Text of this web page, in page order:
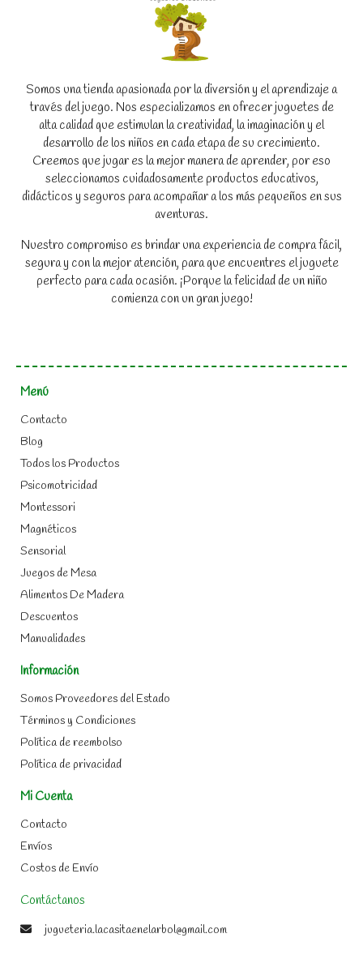
Somos una tienda apasionada por la diversión y el aprendizaje a
través del juego. Nos especializamos en ofrecer juguetes de
alta calidad que estimulan la creatividad, la imaginación y el
desarrollo de los niños en cada etapa de su crecimiento.
Creemos que jugar es la mejor manera de aprender, por eso
seleccionamos cuidadosamente productos educativos,
didácticos y seguros para acompañar a los más pequeños en sus
aventuras.
Nuestro compromiso es brindar una experiencia de compra fácil,
segura y con la mejor atención, para que encuentres el juguete
perfecto para cada ocasión. ¡Porque la felicidad de un niño
comienza con un gran juego!
Menú
Contacto
Blog
Todos los Productos
Psicomotricidad
Montessori
Magnéticos
Sensorial
Juegos de Mesa
Alimentos De Madera
Descuentos
Manualidades
Información
Somos Proveedores del Estado
Términos y Condiciones
Política de reembolso
Política de privacidad
Mi Cuenta
Contacto
Envíos
Costos de Envío
Contáctanos
jugueteria.lacasitaenelarbol@gmail.com